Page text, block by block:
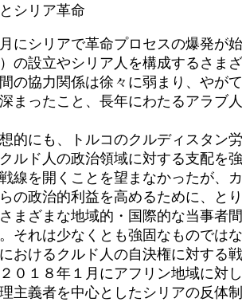
シリア革命
にシリアで革命プロセスの爆発が
の設立やシリア人を構成するさま
の協力関係は徐々に弱まり、やが
まったこと、長年にわたるアラブ
的にも、トルコのクルディスタン
ルド人の政治領域に対する支配を
線を開くことを望まなかったが、
の政治的利益を高めるために、と
まざまな地域的・国際的な当事者
それは少なくとも強固なものでは
おけるクルド人の自決権に対する
０１８年１月にアフリン地域に対
主義者を中心としたシリアの反体